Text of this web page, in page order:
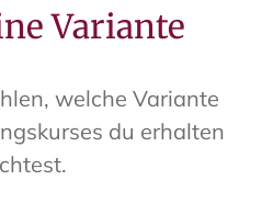
Variante
welche Variante
du erhalten